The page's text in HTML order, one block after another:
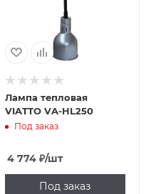
Лампа тепловая
VIATTO VA-HL250
Под заказ
4 774₽/шт
Под заказ